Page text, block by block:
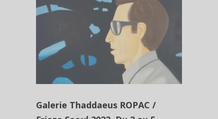
Galerie Thaddaeus ROPAC /